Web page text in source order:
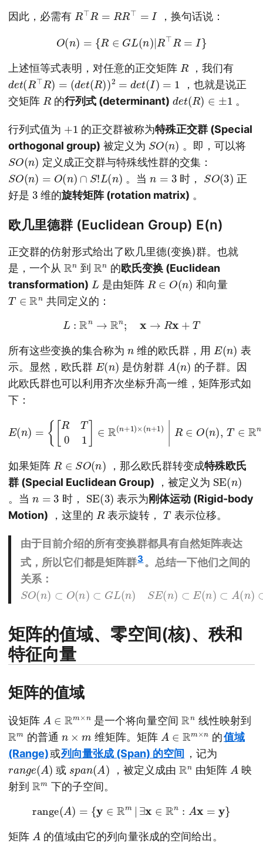
因此，必需有 R⊤R R⊤= ，换句话说：
O ={R GL( n |R⊤R=
上述恒等式表明，对任意的正交矩阵 R ，我们有
d et(R⊤R d e ( R))2=d et I)=1
，也就是说正
交矩阵 R 的行列式 (determinant) d et(R) ∈ ± 1 。
行列式值为 1 的正交群被称为特殊正交群 (Special
orthogonal group) 被定义为 SO ( n) 。即，可以将
SO ( ) 定义成正交群与特殊线性群的交集：
SO ( ) = O(n) ∩ !L(n) 。当n =3 时， S O(3
)
正
好是 3 维的旋转矩阵 (rotation matrix) 。
欧几里德群 (Euclidean Group) E(n)
正交群的仿射形式给出了欧几里德(变换)群。也就
是，一个从 Rn 到Rn 的欧氏变换 (Euclidean
transformation) L 是由矩阵 R∈O (n 和向量
T∈ Rn 共同定义的：
L: n →Rn x→ R +T
所有这些变换的集合称为 维的欧氏群，用 E(n ) 表
示。显然，欧氏群 E(n ) 是仿射群 A (n) 的子群。因
此欧氏群也可以利用齐次坐标升高一维，矩阵形式如
下：
{[ RT 1]∈ |R
如果矩阵 R∈ O (n ，那么欧氏群转变成特殊欧氏
群 (Special Euclidean Group) ，被定义为 SE( )
。当 n 时， SE(3
) 表示为刚体运动 (Rigid-body
Motion) ，这里的 R 表示旋转，T表示位移。
由于目前介绍的所有变换群都具有自然矩阵表达
式，所以它们都是矩阵群3 。总结一下他们之间的
关系：
SO( ) (n ⊂ (n) S E ⊂E( n) A(n ⊂ ( n +
矩阵的值域、零空间(核)、秩和
特征向量
矩阵的值域
设矩阵 A Rm×n 是一个将向量空间R n 线性映射到
R
m 的普通 维矩阵。矩阵 A∈Rm×n 的值域
(Range)或列向量张成 (Span) 的空间 ，记为
range(A
) 或 span(A
) ，被定义成由 Rn 由矩阵 A 映
射到 R
m 下的子空间。
range )= {y ∈Rm|∃x ∈ Rn x=y
矩阵 A 的值域由它的列向量张成的空间给出。